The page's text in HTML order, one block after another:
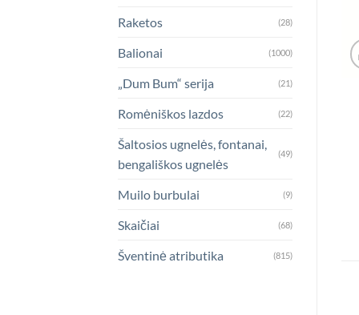
Raketos (28)
Balionai (1000)
„Dum Bum“ serija (21)
Romėniškos lazdos (22)
Šaltosios ugnelės, fontanai,
bengališkos ugnelės
(49)
Muilo burbulai (9)
Skaičiai (68)
Šventinė atributika (815)